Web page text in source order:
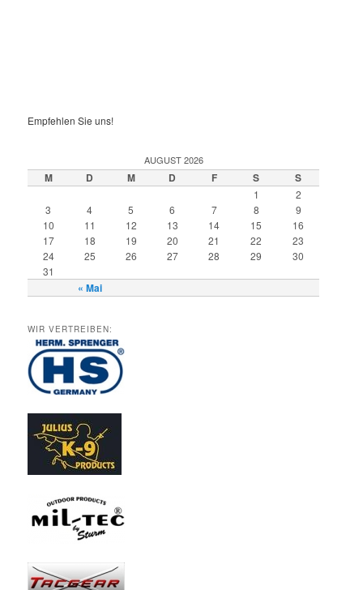
Empfehlen Sie uns!
AUGUST 2026
M D M D F S S
« Mai
1
2
3
4 5 6 7 8
9
10
11 12 13 14 15
16
17
18 19 20 21 22
23
24
25 26 27 28 29
30
31
WIR VERTREIBEN: